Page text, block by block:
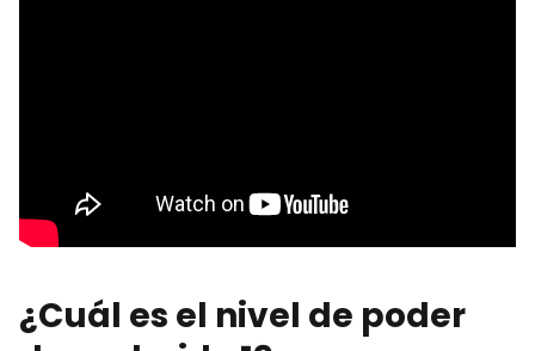
¿Cuál es el nivel de poder